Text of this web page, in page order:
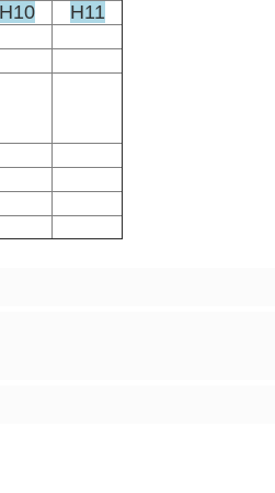
H10
H11